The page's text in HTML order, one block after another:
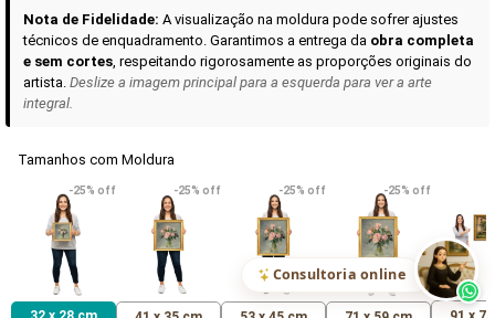
VER DETALHES
Madona de Loreto
R$ 538,42
VER DETALHES
Narciso- caravaggio
R$ 365,92
VER
Maria
uma Rosa
R$ 365,92
Consultoria online
Nota de Fidelidade: A visualização na moldura pode sofrer ajustes
técnicos de enquadramento. Garantimos a entrega da obra completa
e sem cortes, respeitando rigorosamente as proporções originais do
artista. Deslize a imagem principal para a esquerda para ver a arte
integral.
Tamanhos com Moldura
-25% off -25% off -25% off -25% off